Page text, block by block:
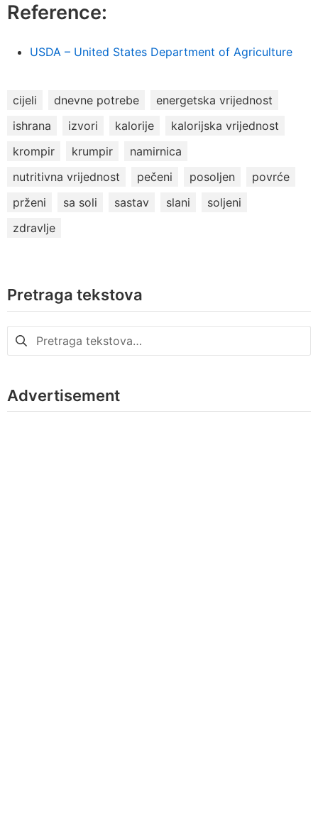
Reference:
USDA – United States Department of Agriculture
cijeli dnevne potrebe
energetska vrijednost
ishrana
izvori kalorije
kalorijska vrijednost
krompir
krumpir
namirnica
nutritivna vrijednost
pečeni posoljen
povrće
prženi
sa soli sastav slani
soljeni
zdravlje
Pretraga tekstova
Pretraga
za:
Advertisement